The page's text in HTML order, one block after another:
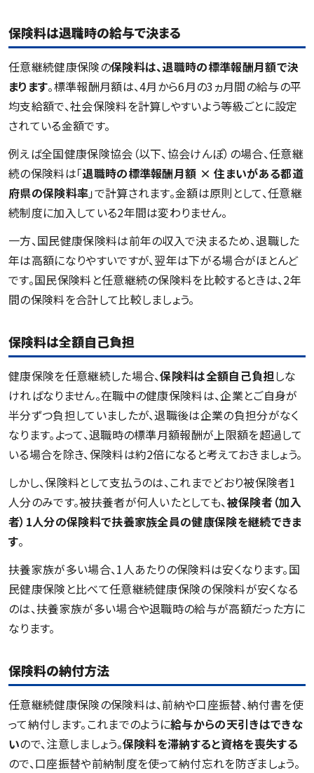
保険料は退職時の給与で決まる
任意継続健康保険の保険料は、退職時の標準報酬月額で決
まります。標準報酬月額は、4月から6月の3ヵ月間の給与の平
均支給額で、社会保険料を計算しやすいよう等級ごとに設定
されている金額です。
例えば全国健康保険協会（以下、協会けんぽ）の場合、任意継
続の保険料は「退職時の標準報酬月額 × 住まいがある都道
府県の保険料率」で計算されます。金額は原則として、任意継
続制度に加入している2年間は変わりません。
一方、国民健康保険料は前年の収入で決まるため、退職した
年は高額になりやすいですが、翌年は下がる場合がほとんど
です。国民保険料と任意継続の保険料を比較するときは、2年
間の保険料を合計して比較しましょう。
保険料は全額自己負担
健康保険を任意継続した場合、保険料は全額自己負担しな
ければなりません。在職中の健康保険料は、企業とご自身が
半分ずつ負担していましたが、退職後は企業の負担分がなく
なります。よって、退職時の標準月額報酬が上限額を超過して
いる場合を除き、保険料は約2倍になると考えておきましょう。
しかし、保険料として支払うのは、これまでどおり被保険者1
人分のみです。被扶養者が何人いたとしても、被保険者（加入
者）1人分の保険料で扶養家族全員の健康保険を継続できま
す。
扶養家族が多い場合、1人あたりの保険料は安くなります。国
民健康保険と比べて任意継続健康保険の保険料が安くなる
のは、扶養家族が多い場合や退職時の給与が高額だった方に
なります。
保険料の納付方法
任意継続健康保険の保険料は、前納や口座振替、納付書を使
って納付します。これまでのように給与からの天引きはできな
いので、注意しましょう。保険料を滞納すると資格を喪失する
ので、口座振替や前納制度を使って納付忘れを防ぎましょう。